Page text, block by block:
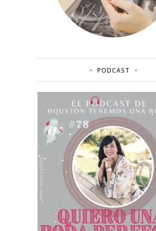
PODCAST